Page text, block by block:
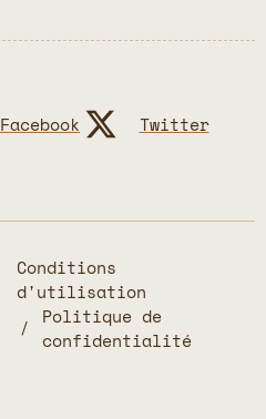
Facebook Twitter
Conditions
d'utilisation
Politique de
confidentialité